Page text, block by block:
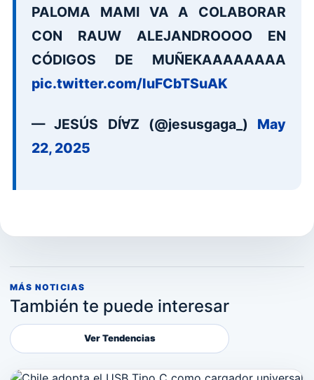
PALOMA MAMI VA A COLABORAR
CON RAUW ALEJANDROOOO EN
CÓDIGOS DE MUÑEKAAAAAAAA
pic.twitter.com/IuFCbTSuAK
— JESÚS DÍⱯZ (@jesusgaga_) May
22, 2025
MÁS NOTICIAS
También te puede interesar
Ver Tendencias